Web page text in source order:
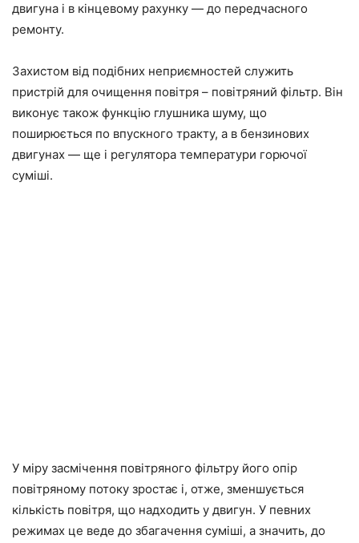
двигуна і в кінцевому рахунку — до передчасного
ремонту.
Захистом від подібних неприємностей служить
пристрій для очищення повітря – повітряний фільтр. Він
виконує також функцію глушника шуму, що
поширюється по впускного тракту, а в бензинових
двигунах — ще і регулятора температури горючої
суміші.
У міру засмічення повітряного фільтру його опір
повітряному потоку зростає і, отже, зменшується
кількість повітря, що надходить у двигун. У певних
режимах це веде до збагачення суміші, а значить, до